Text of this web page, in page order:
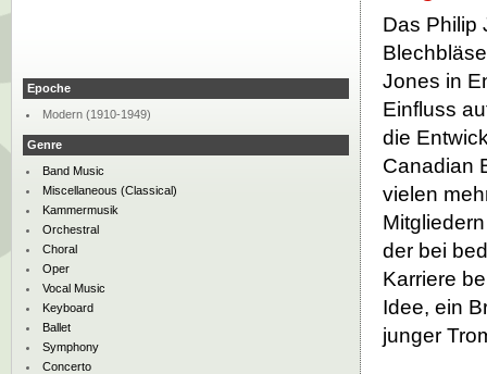
Das Philip
Jones in
Einfluss
die
Canadian
vielen
der bei
Karriere
Idee, ein
junger
Epoche
Modern (1910-1949)
Genre
Band Music
Miscellaneous (Classical)
Kammermusik
Orchestral
Choral
Oper
Vocal Music
Keyboard
Ballet
Symphony
Concerto